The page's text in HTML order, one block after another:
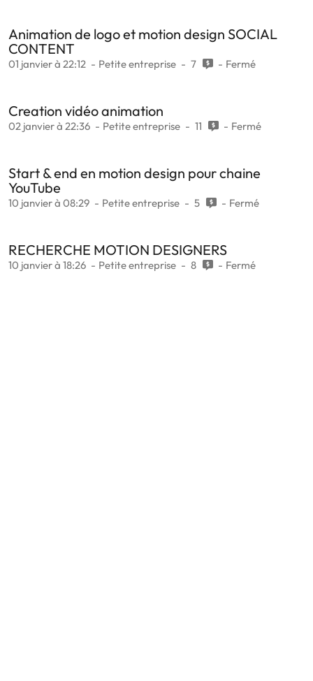
Animation de logo et motion design SOCIAL
CONTENT
01 janvier à 22:12 Petite entreprise 7 Fermé
Creation vidéo animation
02 janvier à 22:36 Petite entreprise 11 Fermé
Start & end en motion design pour chaine
YouTube
10 janvier à 08:29 Petite entreprise 5 Fermé
RECHERCHE MOTION DESIGNERS
10 janvier à 18:26 Petite entreprise 8 Fermé